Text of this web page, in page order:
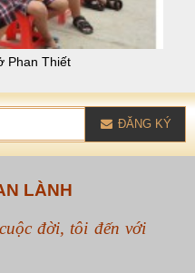
Phan Thiết
ĐĂNG KÝ
LÀNH
đời, tôi đến với